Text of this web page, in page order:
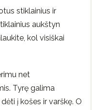
stiklainius ir
aukštyn
kol visiškai
net
Tyrę galima
į košes ir varškę. O